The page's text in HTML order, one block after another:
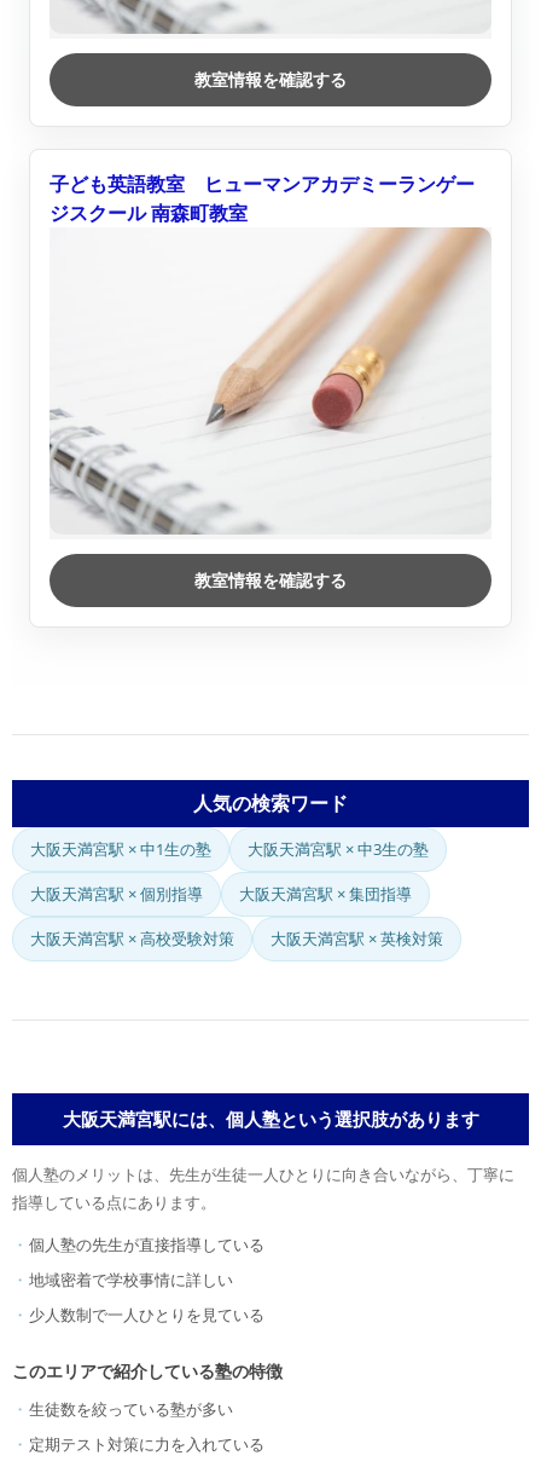
教室情報を確認する
子ども英語教室 ヒューマンアカデミーランゲー
ジスクール 南森町教室
教室情報を確認する
人気の検索ワード
大阪天満宮駅 × 中1生の塾 大阪天満宮駅 × 中3生の塾
大阪天満宮駅 × 個別指導 大阪天満宮駅 × 集団指導
大阪天満宮駅 × 高校受験対策 大阪天満宮駅 × 英検対策
大阪天満宮駅には、個人塾という選択肢があります
個人塾のメリットは、先生が生徒一人ひとりに向き合いながら、丁寧に
指導している点にあります。
個人塾の先生が直接指導している
地域密着で学校事情に詳しい
少人数制で一人ひとりを見ている
このエリアで紹介している塾の特徴
生徒数を絞っている塾が多い
定期テスト対策に力を入れている